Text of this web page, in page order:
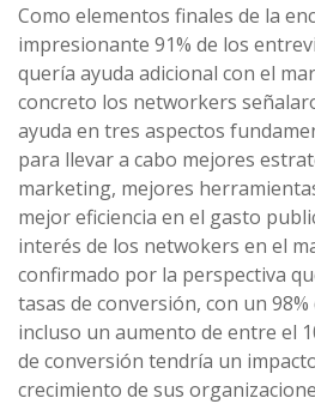
Como elementos finales de la
impresionante 91% de los
quería ayuda adicional con el
concreto los networkers
ayuda en tres aspectos
para llevar a cabo mejores
marketing, mejores
mejor eficiencia en el gasto
interés de los netwokers en el
confirmado por la perspectiva
tasas de conversión, con un
incluso un aumento de entre el
de conversión tendría un
crecimiento de sus